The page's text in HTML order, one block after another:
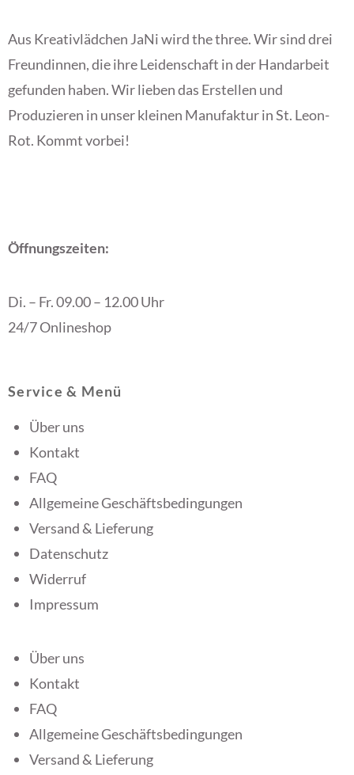
Aus Kreativlädchen JaNi wird the three. Wir sind drei
Freundinnen, die ihre Leidenschaft in der Handarbeit
gefunden haben. Wir lieben das Erstellen und
Produzieren in unser kleinen Manufaktur in St. Leon-
Rot. Kommt vorbei!
Öffnungszeiten:
Di. – Fr. 09.00 – 12.00 Uhr
24/7 Onlineshop
Service & Menü
Über uns
Kontakt
FAQ
Allgemeine Geschäftsbedingungen
Versand & Lieferung
Datenschutz
Widerruf
Impressum
Über uns
Kontakt
FAQ
Allgemeine Geschäftsbedingungen
Versand & Lieferung